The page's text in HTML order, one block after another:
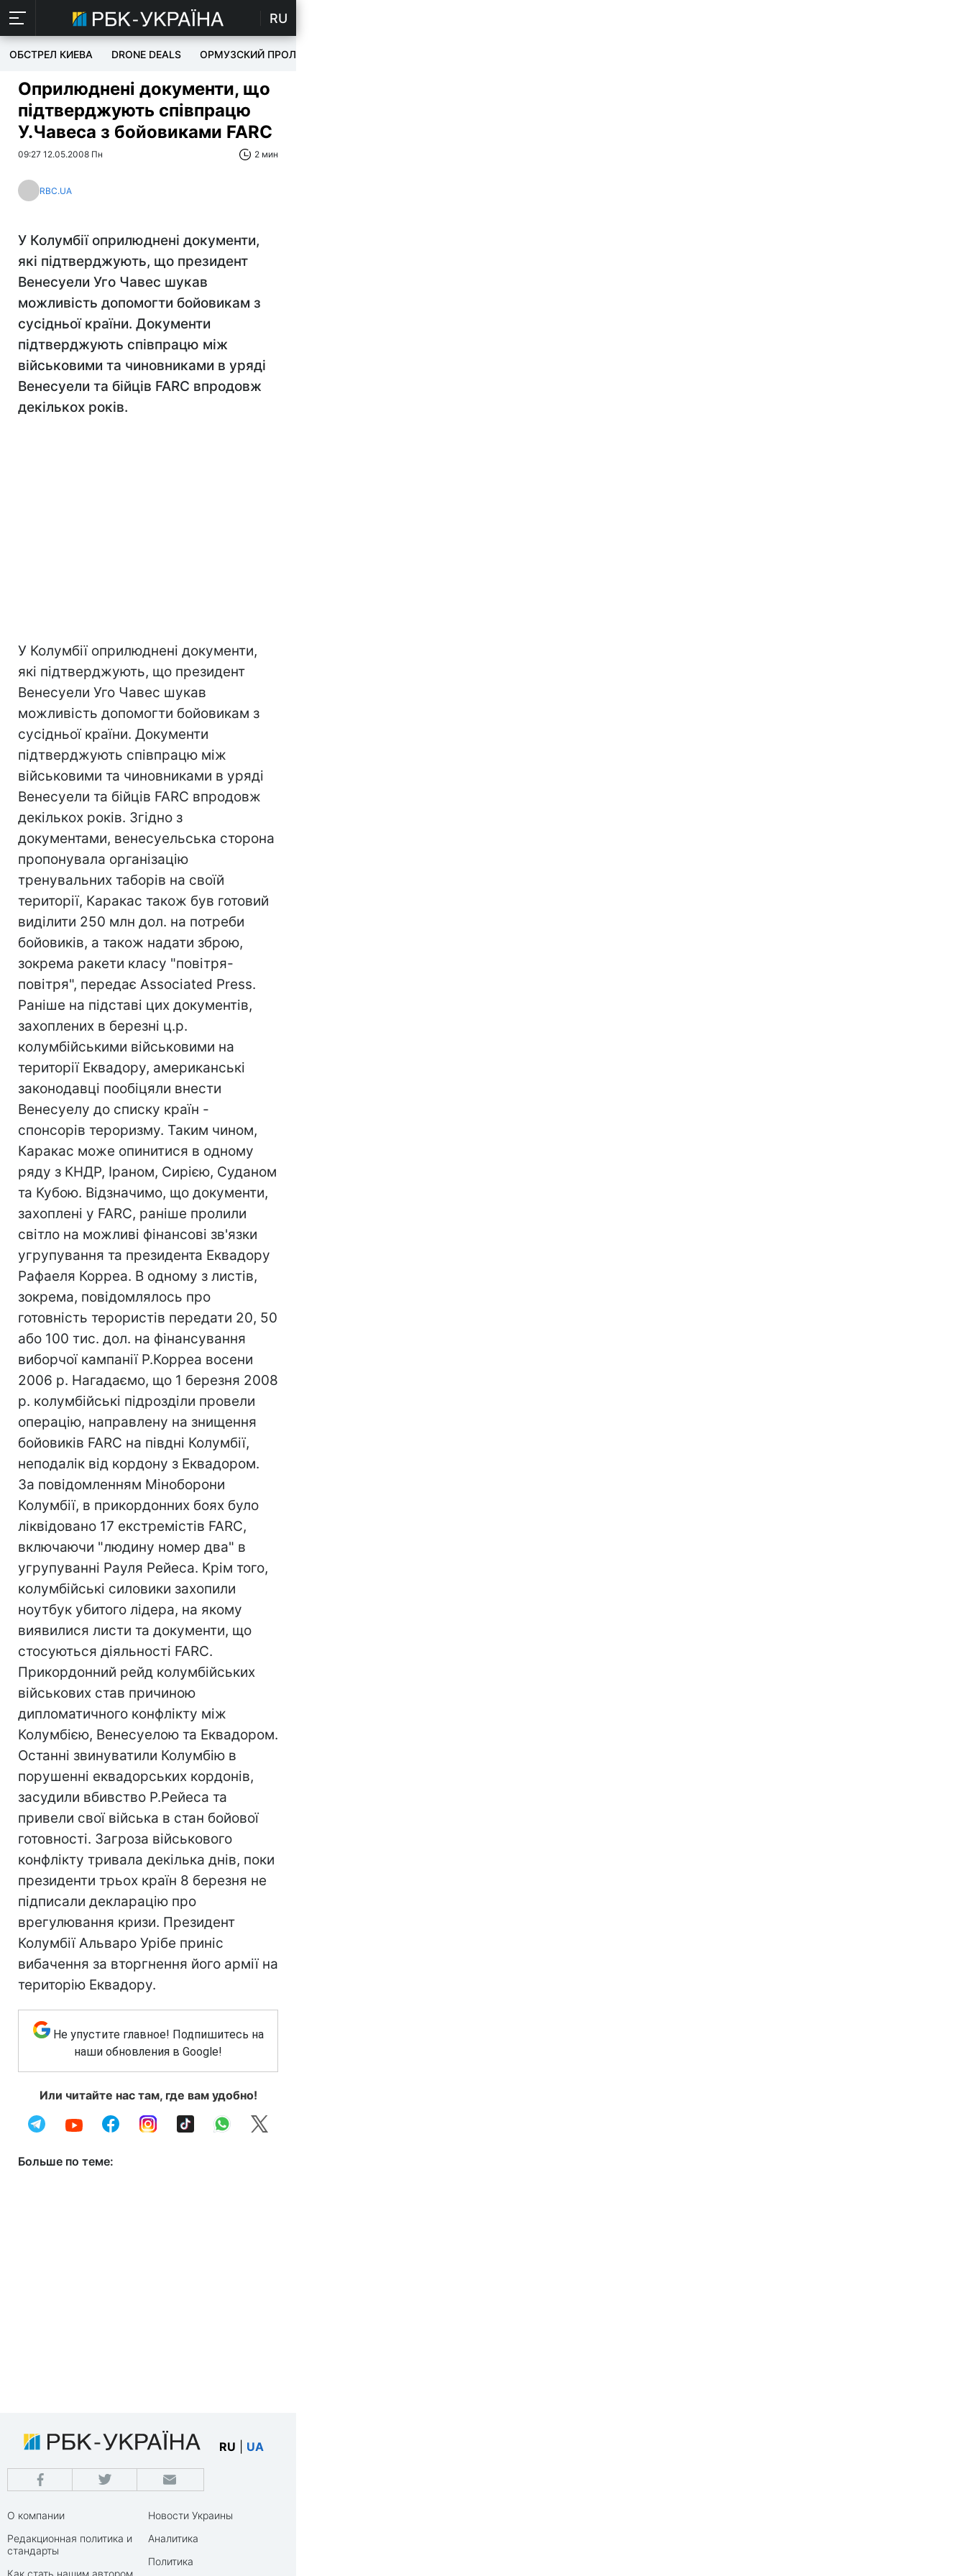
RU
ОБСТРЕЛ КИЕВА DRONE DEALS ОРМУЗСКИЙ ПРОЛИВ
Оприлюднені документи, що
підтверджують співпрацю
У.Чавеса з бойовиками FARC
09:27 12.05.2008 Пн 2 мин
RBC.UA
У Колумбії оприлюднені документи,
які підтверджують, що президент
Венесуели Уго Чавес шукав
можливість допомогти бойовикам з
сусідньої країни. Документи
підтверджують співпрацю між
військовими та чиновниками в уряді
Венесуели та бійців FARC впродовж
декількох років.
У Колумбії оприлюднені документи,
які підтверджують, що президент
Венесуели Уго Чавес шукав
можливість допомогти бойовикам з
сусідньої країни. Документи
підтверджують співпрацю між
військовими та чиновниками в уряді
Венесуели та бійців FARC впродовж
декількох років. Згідно з
документами, венесуельська сторона
пропонувала організацію
тренувальних таборів на своїй
території, Каракас також був готовий
виділити 250 млн дол. на потреби
бойовиків, а також надати зброю,
зокрема ракети класу "повітря-
повітря", передає Associated Press.
Раніше на підставі цих документів,
захоплених в березні ц.р.
колумбійськими військовими на
території Еквадору, американські
законодавці пообіцяли внести
Венесуелу до списку країн -
спонсорів тероризму. Таким чином,
Каракас може опинитися в одному
ряду з КНДР, Іраном, Сирією, Суданом
та Кубою. Відзначимо, що документи,
захоплені у FARC, раніше пролили
світло на можливі фінансові зв'язки
угрупування та президента Еквадору
Рафаеля Корреа. В одному з листів,
зокрема, повідомлялось про
готовність терористів передати 20, 50
або 100 тис. дол. на фінансування
виборчої кампанії Р.Корреа восени
2006 р. Нагадаємо, що 1 березня 2008
р. колумбійські підрозділи провели
операцію, направлену на знищення
бойовиків FARC на півдні Колумбії,
неподалік від кордону з Еквадором.
За повідомленням Міноборони
Колумбії, в прикордонних боях було
ліквідовано 17 екстремістів FARC,
включаючи "людину номер два" в
угрупуванні Рауля Рейеса. Крім того,
колумбійські силовики захопили
ноутбук убитого лідера, на якому
виявилися листи та документи, що
стосуються діяльності FARC.
Прикордонний рейд колумбійських
військових став причиною
дипломатичного конфлікту між
Колумбією, Венесуелою та Еквадором.
Останні звинуватили Колумбію в
порушенні еквадорських кордонів,
засудили вбивство Р.Рейеса та
привели свої війська в стан бойової
готовності. Загроза військового
конфлікту тривала декілька днів, поки
президенти трьох країн 8 березня не
підписали декларацію про
врегулювання кризи. Президент
Колумбії Альваро Урібе приніс
вибачення за вторгнення його армії на
територію Еквадору.
Не упустите главное! Подпишитесь на
наши обновления в Google!
Или читайте нас там, где вам удобно!
Больше по теме:
RU UA
О компании
Редакционная политика и
стандарты
Как стать нашим автором
Новости Украины
Аналитика
Политика